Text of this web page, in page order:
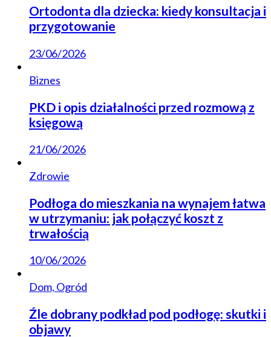
Ortodonta dla dziecka: kiedy konsultacja i
przygotowanie
23/06/2026
Biznes
PKD i opis działalności przed rozmową z
księgową
21/06/2026
Zdrowie
Podłoga do mieszkania na wynajem łatwa
w utrzymaniu: jak połączyć koszt z
trwałością
10/06/2026
Dom, Ogród
Źle dobrany podkład pod podłogę: skutki i
objawy